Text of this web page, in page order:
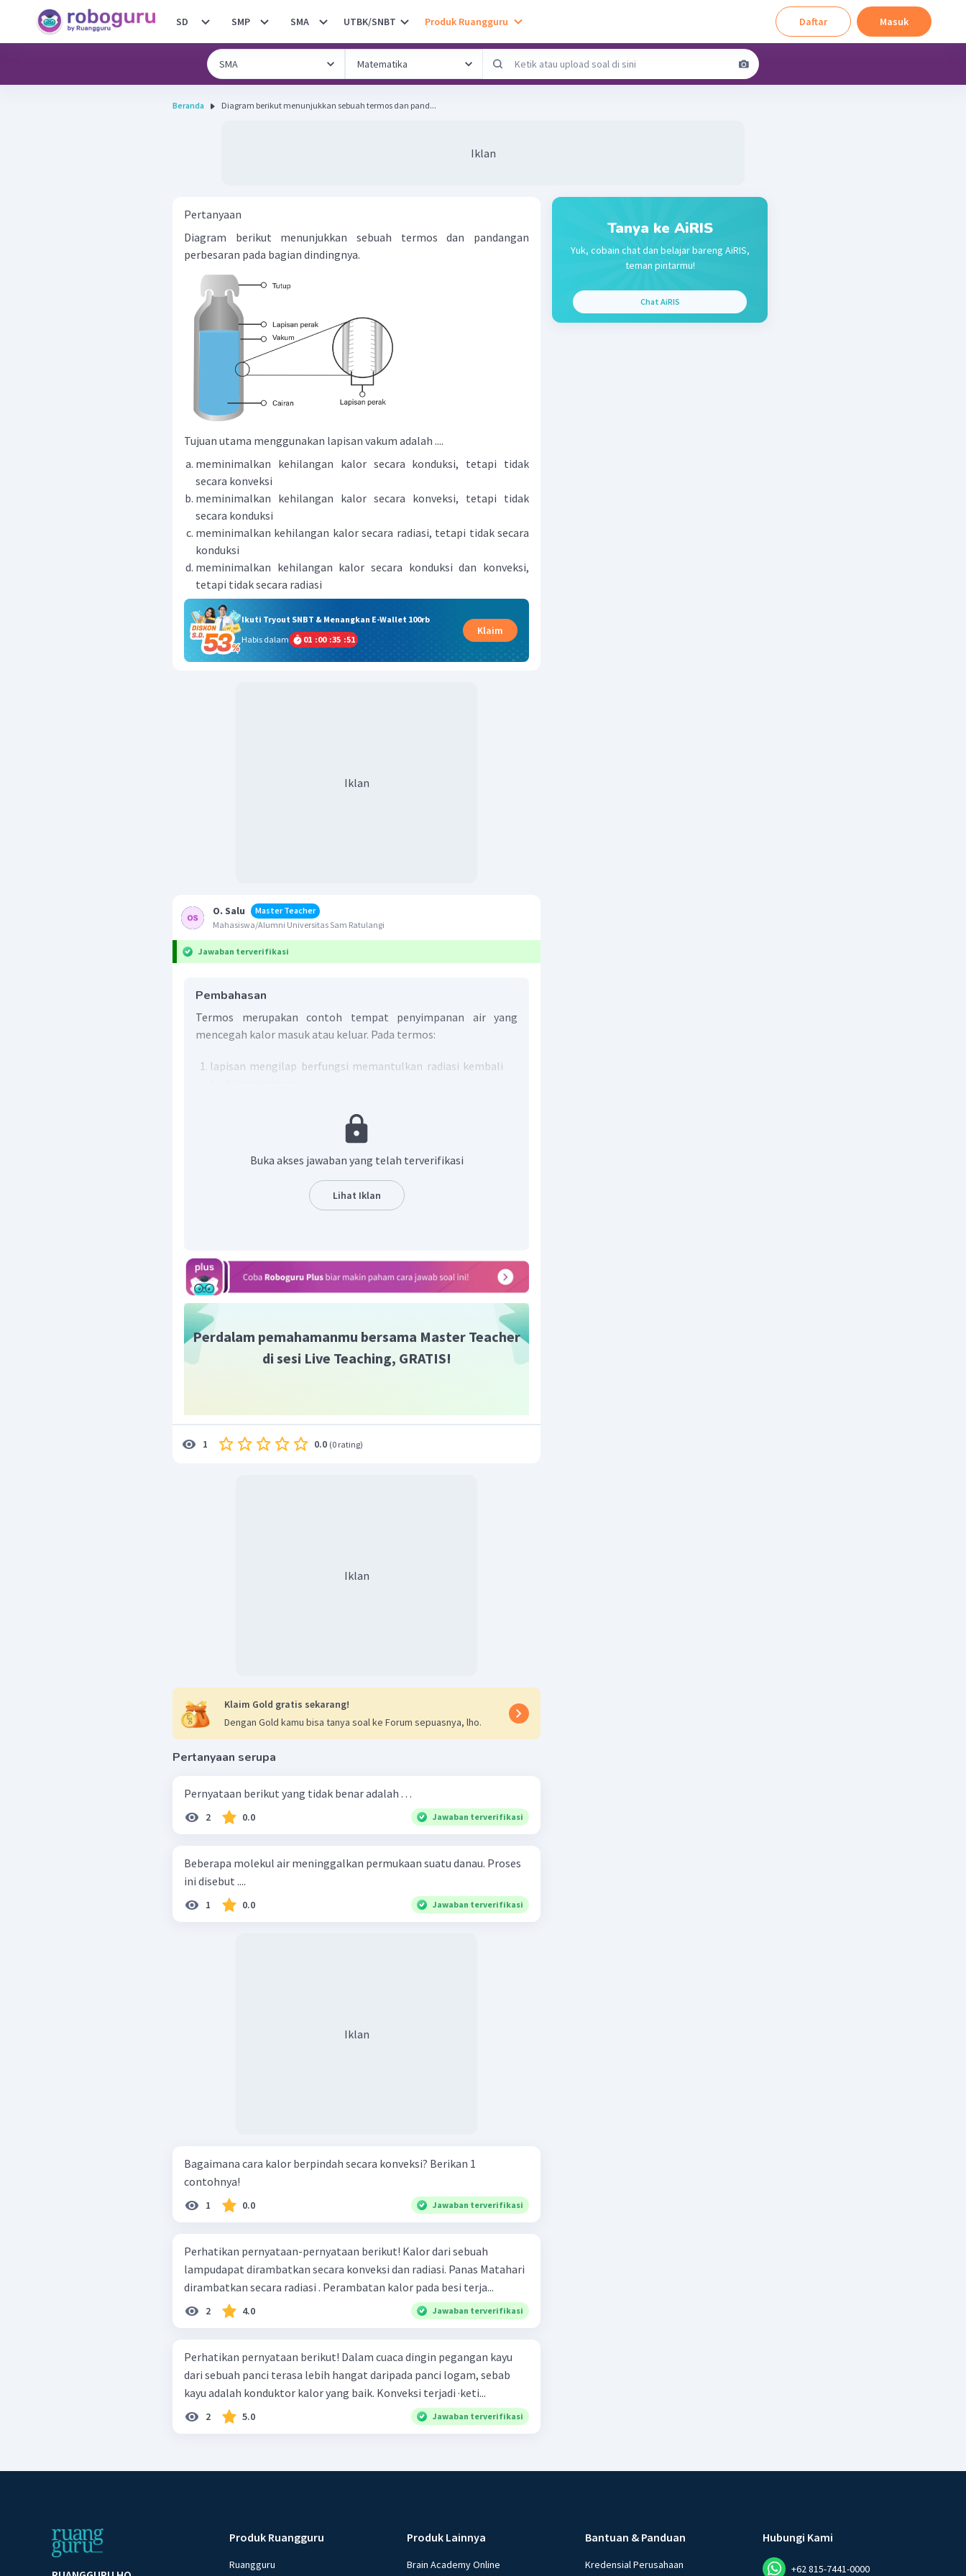
SD SMP SMA UTBK/SNBT Produk Ruangguru Daftar Masuk
Beranda Diagram berikut menunjukkan sebuah termos dan pand...
Iklan
Pertanyaan
Diagram berikut menunjukkan sebuah termos dan pandangan
perbesaran pada bagian dindingnya.
Tujuan utama menggunakan lapisan vakum adalah ....
meminimalkan kehilangan kalor secara konduksi, tetapi tidak
secara konveksi
meminimalkan kehilangan kalor secara konveksi, tetapi tidak
secara konduksi
meminimalkan kehilangan kalor secara radiasi, tetapi tidak secara
konduksi
meminimalkan kehilangan kalor secara konduksi dan konveksi,
tetapi tidak secara radiasi
Ikuti Tryout SNBT & Menangkan E-Wallet 100rb
Habis dalam
01 :00 :35 :51
Klaim
Iklan
O. Salu
Master Teacher
Mahasiswa/Alumni Universitas Sam Ratulangi
Jawaban terverifikasi
Pembahasan
Termos merupakan contoh tempat penyimpanan air yang
mencegah kalor masuk atau keluar. Pada termos:
lapisan mengilap berfungsi memantulkan radiasi kembali
buruk sehingga tidak dapat memindahkan kalor secara
kalor secara konduksi dan konveksi;
sumbatan yang dibuat dari bahan isolator menjaga agar
konveksi tidak terjadi.
konveksi, tetapi tidak secara radiasi.
Jadi, jawaban yang tepat adalah D.
Buka akses jawaban yang telah terverifikasi
Lihat Iklan
Perdalam pemahamanmu bersama Master Teacher
di sesi Live Teaching, GRATIS!
1 0.0 (0 rating)
Iklan
Klaim Gold gratis sekarang!
Dengan Gold kamu bisa tanya soal ke Forum sepuasnya, lho.
Pertanyaan serupa
Pernyataan berikut yang tidak benar adalah . . .
2 0.0 Jawaban terverifikasi
Beberapa molekul air meninggalkan permukaan suatu danau. Proses
ini disebut ....
1 0.0 Jawaban terverifikasi
Iklan
Bagaimana cara kalor berpindah secara konveksi? Berikan 1
contohnya!
1 0.0 Jawaban terverifikasi
Perhatikan pernyataan-pernyataan berikut! Kalor dari sebuah
lampudapat dirambatkan secara konveksi dan radiasi. Panas Matahari
dirambatkan secara radiasi . Perambatan kalor pada besi terja...
2 4.0 Jawaban terverifikasi
Perhatikan pernyataan berikut! Dalam cuaca dingin pegangan kayu
dari sebuah panci terasa lebih hangat daripada panci logam, sebab
kayu adalah konduktor kalor yang baik. Konveksi terjadi ·keti...
2 5.0 Jawaban terverifikasi
Tanya ke AiRIS
Yuk, cobain chat dan belajar bareng AiRIS,
teman pintarmu!
Chat AiRIS
Produk Ruangguru
Ruangguru
Produk Lainnya
Brain Academy Online
Bantuan & Panduan
Kredensial Perusahaan
Hubungi Kami
+62 815-7441-0000